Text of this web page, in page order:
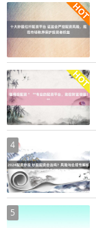
4
5